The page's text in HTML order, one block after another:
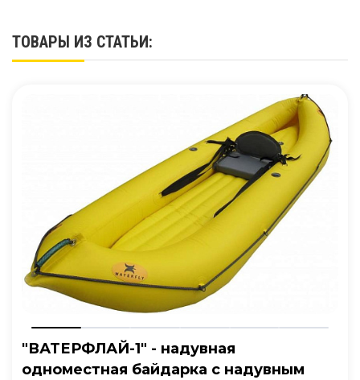
ТОВАРЫ ИЗ СТАТЬИ:
"ВАТЕРФЛАЙ-1" - надувная
одноместная байдарка с надувным